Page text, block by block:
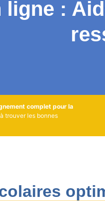
:
complet pour la
trouver les bonnes